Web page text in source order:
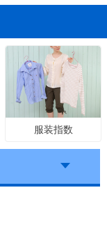
服装指数